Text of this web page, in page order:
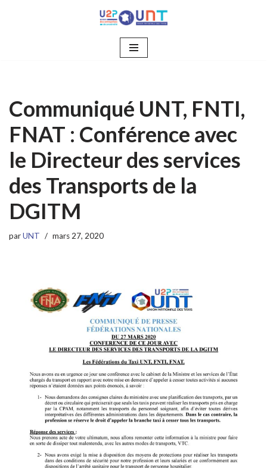
Communiqué UNT, FNTI,
FNAT : Conférence avec
le Directeur des services
des Transports de la
DGITM
parUNT mars 27, 2020